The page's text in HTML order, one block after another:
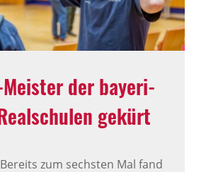
der baye­ri­
gekürt
Bereits zum sechsten Mal fand